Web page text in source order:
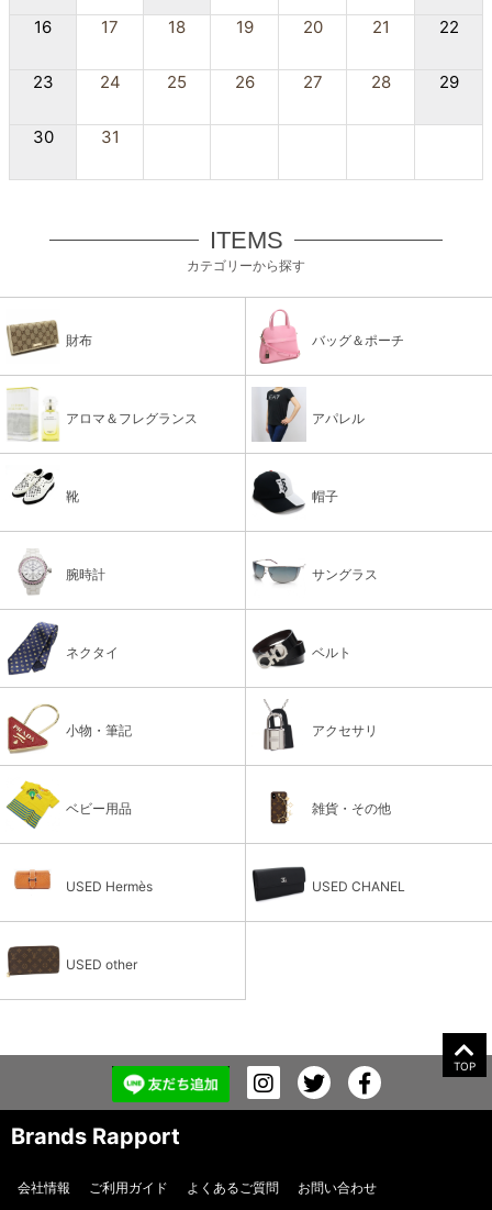
16 17 18 19 20 21 22
23 24 25 26 27 28 29
30 31
ITEMS
カテゴリーから探す
財布 バッグ＆ポーチ
アロマ＆フレグランス アパレル
靴 帽子
腕時計 サングラス
ネクタイ ベルト
小物・筆記 アクセサリ
ベビー用品 雑貨・その他
USED Hermès USED CHANEL
USED other
TOP
Brands Rapport
会社情報 ご利用ガイド よくあるご質問 お問い合わせ